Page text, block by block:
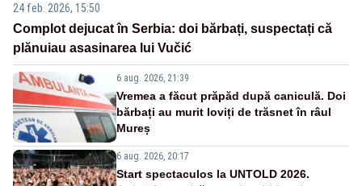
24 feb. 2026, 15:50
Complot dejucat în Serbia: doi bărbați, suspectați că
plănuiau asasinarea lui Vučić
6 aug. 2026, 21:39
Vremea a făcut prăpăd după caniculă. Doi
bărbați au murit loviți de trăsnet în râul
Mureș
6 aug. 2026, 20:17
Start spectaculos la UNTOLD 2026.